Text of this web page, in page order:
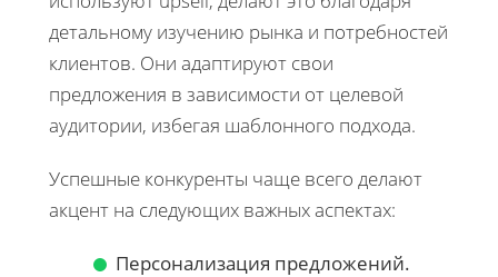
детальному изучению рынка и потребностей
клиентов. Они адаптируют свои
предложения в зависимости от целевой
аудитории, избегая шаблонного подхода.
Успешные конкуренты чаще всего делают
акцент на следующих важных аспектах:
Персонализация предложений.